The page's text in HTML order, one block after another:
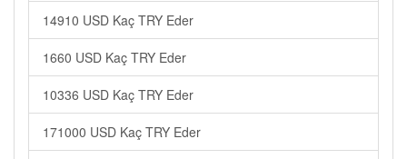
14910 USD Kaç TRY Eder
1660 USD Kaç TRY Eder
10336 USD Kaç TRY Eder
171000 USD Kaç TRY Eder